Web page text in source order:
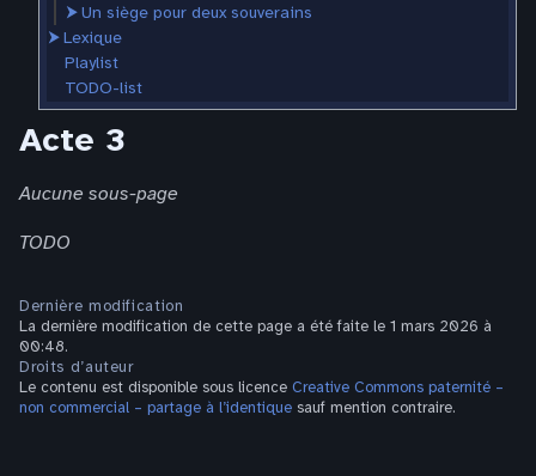
⮞Un siège pour deux souverains
⮞Lexique
Playlist
TODO-list
Acte 3
Aucune sous-page
TODO
Dernière modification
La dernière modification de cette page a été faite le 1 mars 2026 à
00:48.
Droits d’auteur
Le contenu est disponible sous licence Creative Commons paternité –
non commercial – partage à l’identique sauf mention contraire.